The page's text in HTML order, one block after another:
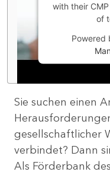
with their
of
Powered
Sie suchen einen
gesellschaftlicher
verbindet? Dann
Als Förderbank